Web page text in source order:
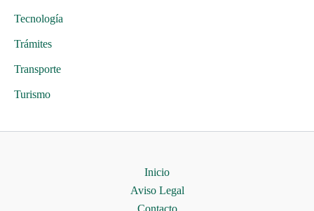
Tecnología
Trámites
Transporte
Turismo
Inicio
Aviso Legal
Contacto